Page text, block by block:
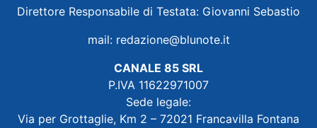
Direttore Responsabile di Testata: Giovanni Sebastio
mail: redazione@blunote.it
CANALE 85 SRL
P.IVA 11622971007
Sede legale:
Via per Grottaglie, Km 2 – 72021 Francavilla Fontana